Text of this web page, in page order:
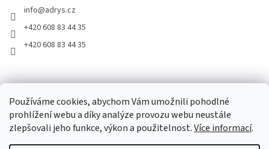
Používáme cookies, abychom Vám umožnili pohodlné
prohlížení webu a díky analýze provozu webu neustále
zlepšovali jeho funkce, výkon a použitelnost.Více informací.
info@adrys.cz
+420 608 83 44 35
+420 608 83 44 35